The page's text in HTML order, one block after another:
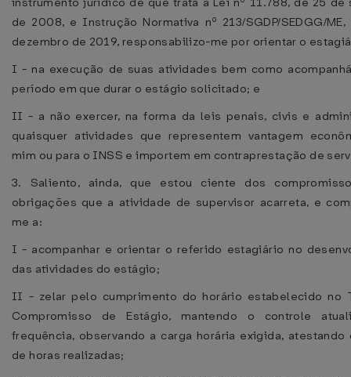
de 2008, e Instrução Normativa nº 213/SGDP/SEDGG/
dezembro de 2019, responsabilizo-me por orientar o
I - na execução de suas atividades bem como
período em que durar o estágio solicitado; e
II - a não exercer, na forma da leis penais, civis e
quaisquer atividades que representem vantagem
mim ou para o INSS e importem em contraprestação de
3. Saliento, ainda, que estou ciente dos
obrigações que a atividade de supervisor acarreta, e
me a:
I - acompanhar e orientar o referido estagiário no
das atividades do estágio;
II - zelar pelo cumprimento do horário estabelecido no
Compromisso de Estágio, mantendo o controle
frequência, observando a carga horária exigida, atestando
de horas realizadas;